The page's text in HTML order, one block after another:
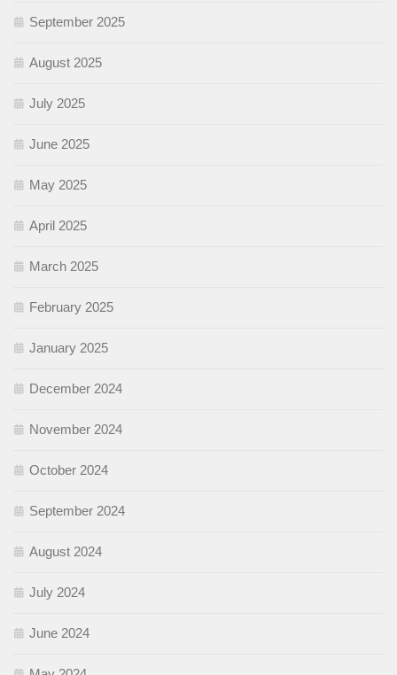
September 2025
August 2025
July 2025
June 2025
May 2025
April 2025
March 2025
February 2025
January 2025
December 2024
November 2024
October 2024
September 2024
August 2024
July 2024
June 2024